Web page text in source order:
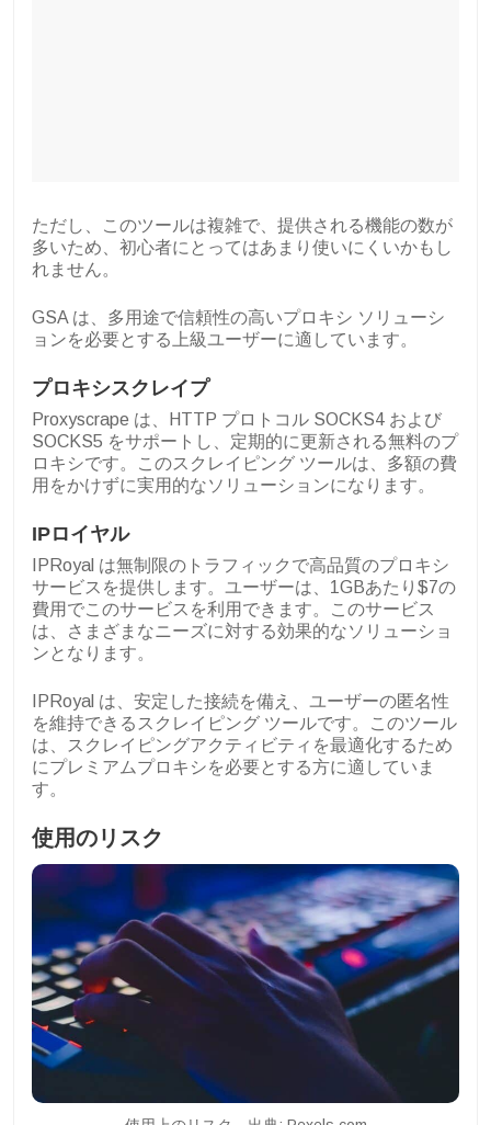
ただし、このツールは複雑で、提供される機能の数が
多いため、初心者にとってはあまり使いにくいかもし
れません。
GSA は、多用途で信頼性の高いプロキシ ソリューシ
ョンを必要とする上級ユーザーに適しています。
プロキシスクレイプ
Proxyscrape は、HTTP プロトコル SOCKS4 および
SOCKS5 をサポートし、定期的に更新される無料のプ
ロキシです。このスクレイピング ツールは、多額の費
用をかけずに実用的なソリューションになります。
IPロイヤル
IPRoyal は無制限のトラフィックで高品質のプロキシ
サービスを提供します。ユーザーは、1GBあたり$7の
費用でこのサービスを利用できます。このサービス
は、さまざまなニーズに対する効果的なソリューショ
ンとなります。
IPRoyal は、安定した接続を備え、ユーザーの匿名性
を維持できるスクレイピング ツールです。このツール
は、スクレイピングアクティビティを最適化するため
にプレミアムプロキシを必要とする方に適していま
す。
使用のリスク